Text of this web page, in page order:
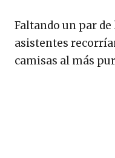
Faltando un par
asistentes
camisas al más